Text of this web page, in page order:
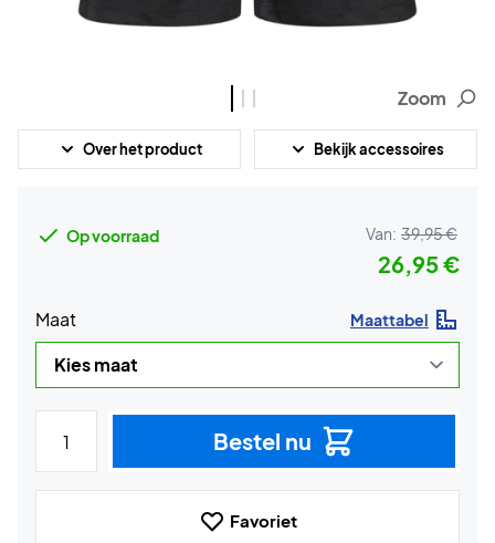
Zoom
Over het product Bekijk accessoires
Op voorraad Van: 39,95 €
26,95 €
Maat Maattabel
Bestel nu
Favoriet